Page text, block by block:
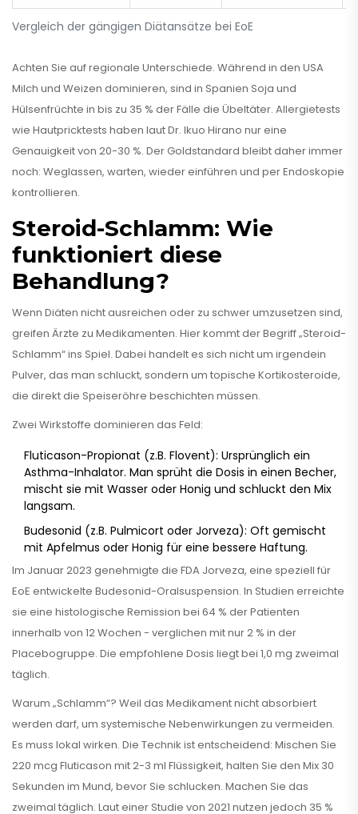
Vergleich der gängigen Diätansätze bei EoE
Achten Sie auf regionale Unterschiede. Während in den USA
Milch und Weizen dominieren, sind in Spanien Soja und
Hülsenfrüchte in bis zu 35 % der Fälle die Übeltäter. Allergietests
wie Hautpricktests haben laut Dr. Ikuo Hirano nur eine
Genauigkeit von 20-30 %. Der Goldstandard bleibt daher immer
noch: Weglassen, warten, wieder einführen und per Endoskopie
kontrollieren.
Steroid-Schlamm: Wie
funktioniert diese
Behandlung?
Wenn Diäten nicht ausreichen oder zu schwer umzusetzen sind,
greifen Ärzte zu Medikamenten. Hier kommt der Begriff „Steroid-
Schlamm“ ins Spiel. Dabei handelt es sich nicht um irgendein
Pulver, das man schluckt, sondern um topische Kortikosteroide,
die direkt die Speiseröhre beschichten müssen.
Zwei Wirkstoffe dominieren das Feld:
Fluticason-Propionat (z.B. Flovent): Ursprünglich ein
Asthma-Inhalator. Man sprüht die Dosis in einen Becher,
mischt sie mit Wasser oder Honig und schluckt den Mix
langsam.
Budesonid (z.B. Pulmicort oder Jorveza): Oft gemischt
mit Apfelmus oder Honig für eine bessere Haftung.
Im Januar 2023 genehmigte die FDA Jorveza, eine speziell für
EoE entwickelte Budesonid-Oralsuspension. In Studien erreichte
sie eine histologische Remission bei 64 % der Patienten
innerhalb von 12 Wochen - verglichen mit nur 2 % in der
Placebogruppe. Die empfohlene Dosis liegt bei 1,0 mg zweimal
täglich.
Warum „Schlamm“? Weil das Medikament nicht absorbiert
werden darf, um systemische Nebenwirkungen zu vermeiden.
Es muss lokal wirken. Die Technik ist entscheidend: Mischen Sie
220 mcg Fluticason mit 2-3 ml Flüssigkeit, halten Sie den Mix 30
Sekunden im Mund, bevor Sie schlucken. Machen Sie das
zweimal täglich. Laut einer Studie von 2021 nutzen jedoch 35 %